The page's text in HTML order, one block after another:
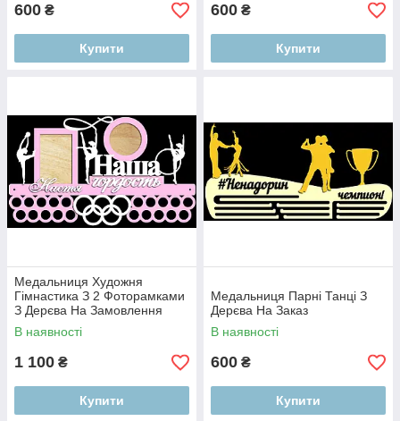
600 ₴
Купити
600 ₴
Купити
Медальниця Художня
Гімнастика З 2 Фоторамками
З Дерєва На Замовлення
В наявності
1 100 ₴
Купити
Медальниця Парні Танці З
Дерєва На Заказ
В наявності
600 ₴
Купити